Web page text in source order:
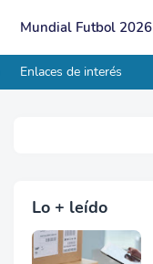
Mundial Futbol 2026
Enlaces de interés
Lo + leído